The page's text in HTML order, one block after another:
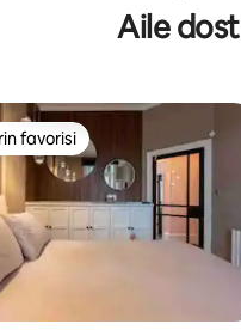
Aile
favorisi
favorisi